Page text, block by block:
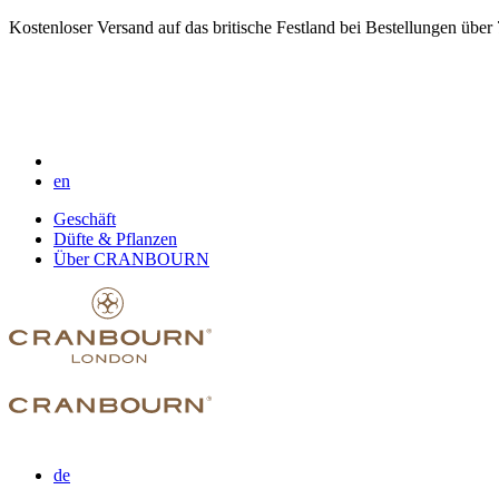
Kostenloser Versand auf das britische Festland bei Bestellungen über
en
Geschäft
Düfte & Pflanzen
Über CRANBOURN
de